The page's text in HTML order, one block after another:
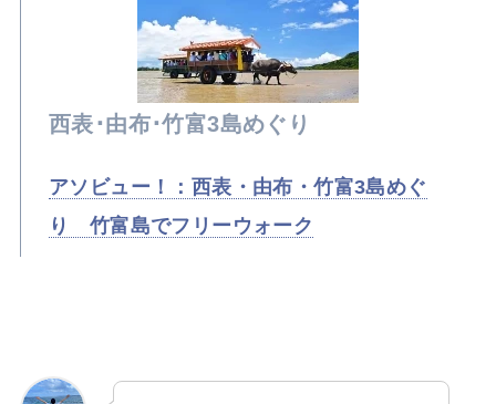
西表･由布･竹富3島めぐり
アソビュー！：西表・由布・竹富3島めぐ
り 竹富島でフリーウォーク